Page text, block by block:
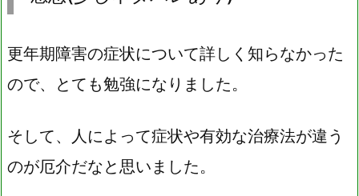
更年期障害の症状について詳しく知らなかった
ので、とても勉強になりました。
そして、人によって症状や有効な治療法が違う
のが厄介だなと思いました。